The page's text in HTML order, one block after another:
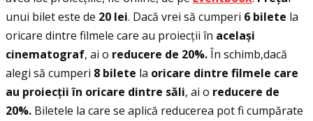
unui bilet este de 20 lei. Dacă vrei să cumperi 6 bilete la
oricare dintre filmele care au proiecții în același
cinematograf, ai o reducere de 20%.În schimb,dacă
alegi să cumperi 8 bilete la oricare dintre filmele care
au proiecții în oricare dintre săli, ai o reducere de
20%. Biletele la care se aplică reducerea pot fi cumpărate